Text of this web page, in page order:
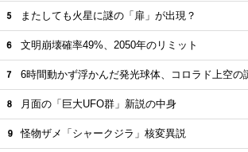
またしても火星に謎の「扉」が出現？
文明崩壊確率49%、2050年のリミット
6時間動かず浮かんだ発光球体、コロラド上空の
月面の「巨大UFO群」新説の中身
怪物ザメ「シャークジラ」核変異説